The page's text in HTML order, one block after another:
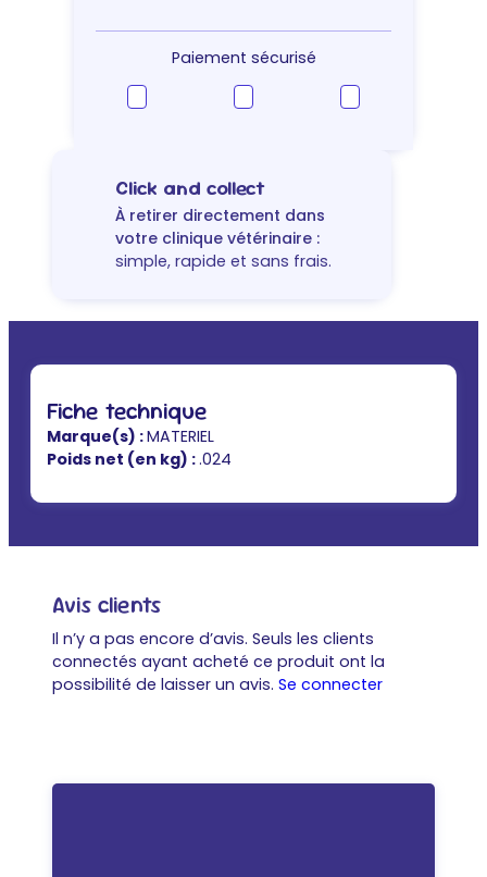
RUBANS
Paiement sécurisé
Click and collect
À retirer directement dans
votre clinique vétérinaire :
simple, rapide et sans frais.
Fiche technique
Marque(s) :MATERIEL
Poids net (en kg) :.024
Avis clients
Il n’y a pas encore d’avis. Seuls les clients
connectés ayant acheté ce produit ont la
possibilité de laisser un avis. Se connecter